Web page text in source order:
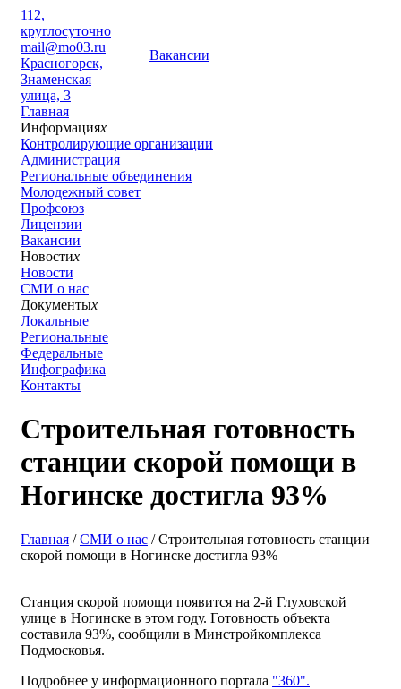
112,
круглосуточно
mail@mo03.ru
Красногорск,
Знаменская
улица, 3
Вакансии
Главная
Информацияx
Контролирующие организации
Администрация
Региональные объединения
Молодежный совет
Профсоюз
Лицензии
Вакансии
Новостиx
Новости
СМИ о нас
Документыx
Локальные
Региональные
Федеральные
Инфографика
Контакты
Строительная готовность
станции скорой помощи в
Ногинске достигла 93%
Главная /СМИ о нас / Строительная готовность станции
скорой помощи в Ногинске достигла 93%
Станция скорой помощи появится на 2-й Глуховской
улице в Ногинске в этом году. Готовность объекта
составила 93%, сообщили в Минстройкомплекса
Подмосковья.
Подробнее у информационного портала "360".